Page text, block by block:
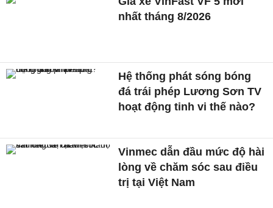
Hệ thống phát sóng bóng
đá trái phép Lương Sơn TV
Vinmec dẫn đầu mức độ hài
lòng về chăm sóc sau điều
trị tại Việt Nam
Áp thấp nhiệt đới hình
thành trên Biển Đông